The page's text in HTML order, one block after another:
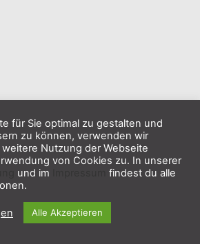
für Sie optimal zu gestalten und
zu können, verwenden wir
Nutzung der Webseite
von Cookies zu. In unserer
und im
findest du alle
Alle Akzeptieren